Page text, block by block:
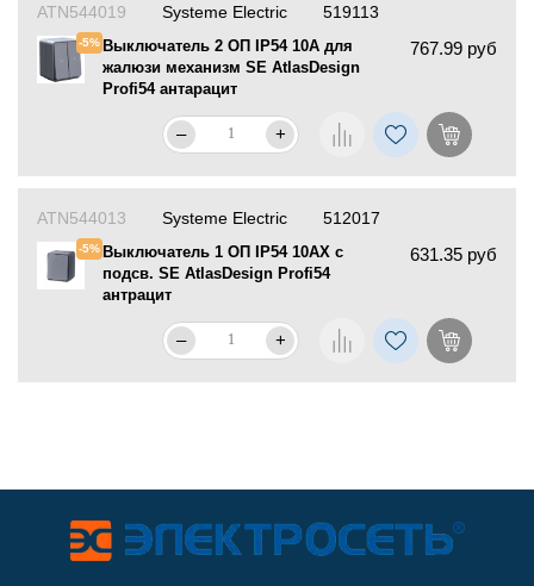
519113
ATN544019
-5%Выключатель 2 ОП IP54 10А для
жалюзи механизм SE AtlasDesign
Profi54 антарацит
767.99 руб
Systeme Electric
– +
512017
ATN544013
-5%Выключатель 1 ОП IP54 10АХ с
подсв. SE AtlasDesign Profi54
антрацит
631.35 руб
Systeme Electric
– +